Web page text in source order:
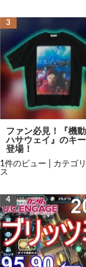
ファン必見！『機
ハサウェイ』のキ
登場！
1件のビュー カテゴ
ス